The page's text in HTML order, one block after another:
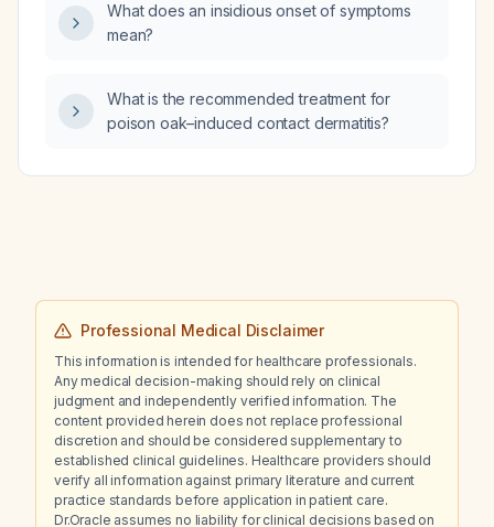
What does an insidious onset of symptoms
mean?
What is the recommended treatment for
poison oak–induced contact dermatitis?
Professional Medical Disclaimer
This information is intended for healthcare professionals.
Any medical decision-making should rely on clinical
judgment and independently verified information. The
content provided herein does not replace professional
discretion and should be considered supplementary to
established clinical guidelines. Healthcare providers should
verify all information against primary literature and current
practice standards before application in patient care.
Dr.Oracle assumes no liability for clinical decisions based on